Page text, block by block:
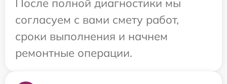
После полной диагностики мы
согласуем с вами смету работ,
сроки выполнения и начнем
ремонтные операции.